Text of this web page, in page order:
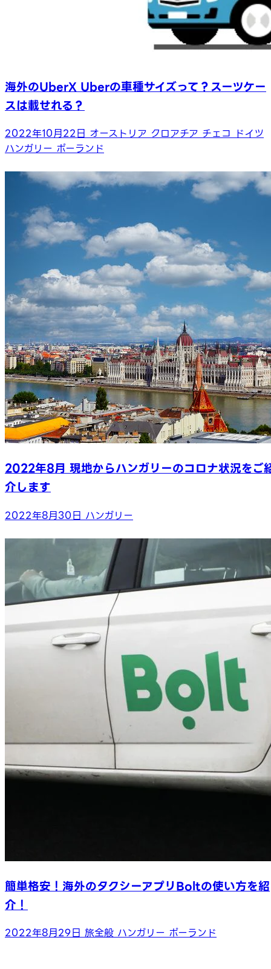
海外のUberX Uberの車種サイズって？スーツケー
スは載せれる？
2022年10月22日 オーストリア クロアチア チェコ ドイツ
ハンガリー ポーランド
2022年8月 現地からハンガリーのコロナ状況をご
介します
2022年8月30日 ハンガリー
簡単格安！海外のタクシーアプリBoltの使い方を紹
介！
2022年8月29日 旅全般 ハンガリー ポーランド